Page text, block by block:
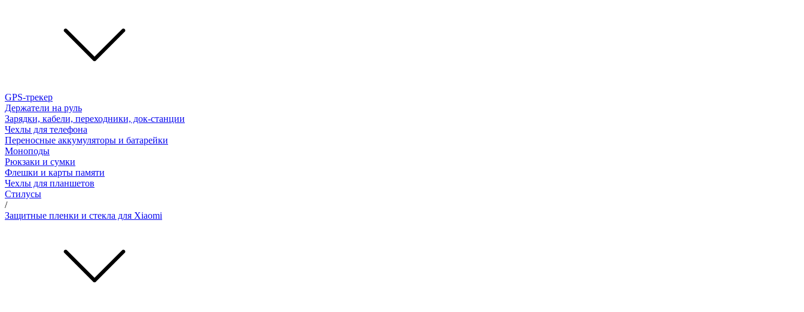
GPS-трекер
Держатели на руль
Зарядки, кабели, переходники, док-станции
Чехлы для телефона
Переносные аккумуляторы и батарейки
Моноподы
Рюкзаки и сумки
Флешки и карты памяти
Чехлы для планшетов
Стилусы
/
Защитные пленки и стекла для Xiaomi